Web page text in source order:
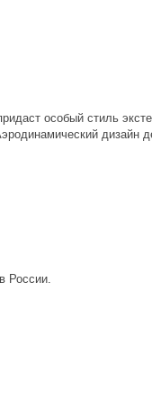
особый стиль
дизайн
России.